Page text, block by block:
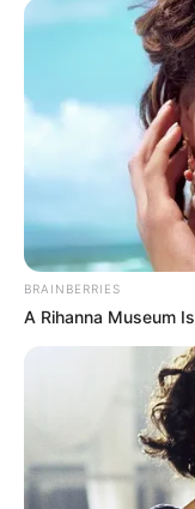
BRAINBERRIES
A Rihanna Museum